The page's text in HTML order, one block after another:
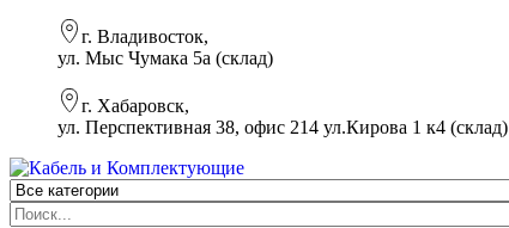
г. Владивосток,
ул. Мыс Чумака 5а (склад)
г. Хабаровск,
ул. Перспективная 38, офис 214 ул.Кирова 1 к4 (склад)